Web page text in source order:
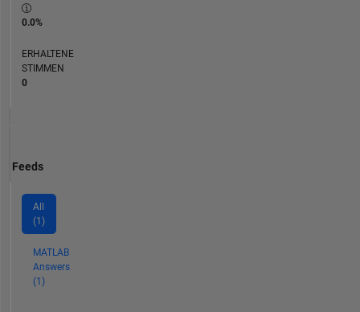
0.0%
ERHALTENE
STIMMEN
0
Feeds
All
(1)
MATLAB
Answers
(1)